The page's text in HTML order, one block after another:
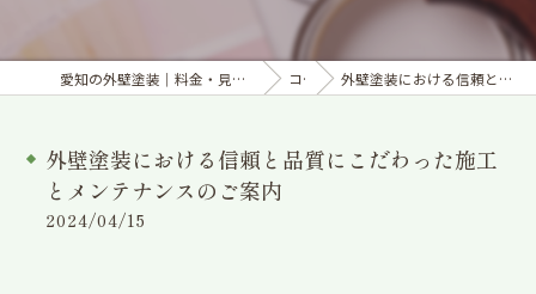
愛知の外壁塗装｜料金・見積り｜塗り替えなら「株式会社To be innovation.」へ コラム 外壁塗装における信頼と品質にこだわった施工とメンテナンスのご案内
外壁塗装における信頼と品質にこだわった施工
とメンテナンスのご案内
2024/04/15